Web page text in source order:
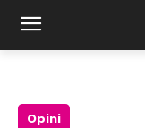
Opini